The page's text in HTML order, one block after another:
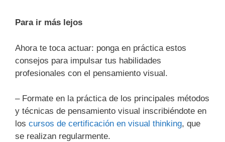
Para ir más lejos
Ahora te toca actuar: ponga en práctica estos
consejos para impulsar tus habilidades
profesionales con el pensamiento visual.
– Formate en la práctica de los principales métodos
y técnicas de pensamiento visual inscribiéndote en
los cursos de certificación en visual thinking, que
se realizan regularmente.